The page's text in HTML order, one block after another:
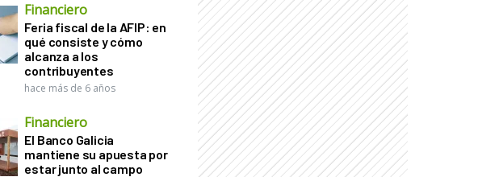
Financiero
Feria fiscal de la AFIP: en
qué consiste y cómo
alcanza a los
contribuyentes
hace más de 6 años
Financiero
El Banco Galicia
mantiene su apuesta por
estar junto al campo